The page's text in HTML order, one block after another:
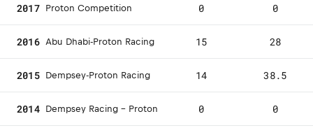
2017 Proton Competition 0 0
2016 Abu Dhabi-Proton Racing 15 28
2015 Dempsey-Proton Racing 14 38.5
2014 Dempsey Racing - Proton 0 0